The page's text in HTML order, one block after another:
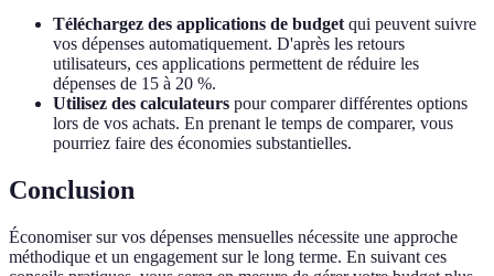
Téléchargez des applications de budget qui peuvent suivre
vos dépenses automatiquement. D'après les retours
utilisateurs, ces applications permettent de réduire les
dépenses de 15 à 20 %.
Utilisez des calculateurs pour comparer différentes options
lors de vos achats. En prenant le temps de comparer, vous
pourriez faire des économies substantielles.
Conclusion
Économiser sur vos dépenses mensuelles nécessite une approche
méthodique et un engagement sur le long terme. En suivant ces